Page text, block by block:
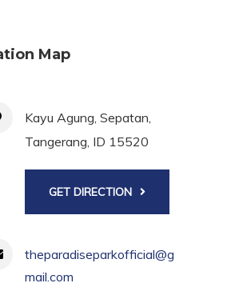
Map
Kayu Agung, Sepatan,
Tangerang, ID 15520
GET DIRECTION
theparadiseparkofficial@g
mail.com